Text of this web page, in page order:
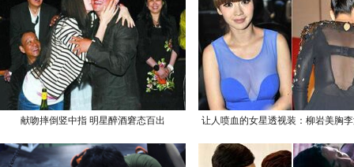
献吻摔倒竖中指 明星醉酒窘态百出 让人喷血的女星透视装：柳岩美胸